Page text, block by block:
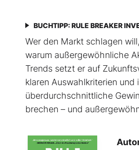
BUCHTIPP: RULE BREAKER
Wer den Markt schlagen
warum außergewöhnliche
Trends setzt er auf
klaren Auswahlkriterien
überdurchschnittliche
brechen – und